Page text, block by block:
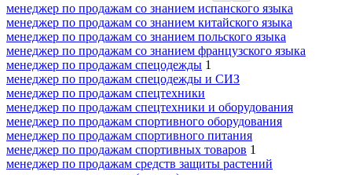
менеджер по продажам со знанием испанского языка
менеджер по продажам со знанием китайского языка
менеджер по продажам со знанием польского языка
менеджер по продажам со знанием французского языка
менеджер по продажам спецодежды 1
менеджер по продажам спецодежды и СИЗ
менеджер по продажам спецтехники
менеджер по продажам спецтехники и оборудования
менеджер по продажам спортивного оборудования
менеджер по продажам спортивного питания
менеджер по продажам спортивных товаров 1
менеджер по продажам средств защиты растений